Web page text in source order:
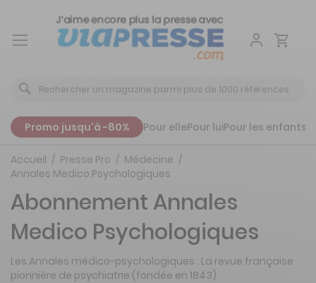
Aller
Promo jusqu'à -80% Pour ellePour luiPour les enfants
Accueil Presse Pro
Médecine
Annales Medico Psychologiques
Abonnement Annales
Medico Psychologiques
Les Annales médico-psychologiques : La revue française
pionnière de psychiatrie (fondée en 1843).